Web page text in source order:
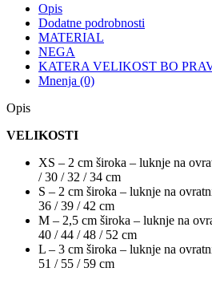
Opis
Dodatne podrobnosti
MATERIAL
NEGA
KATERA VELIKOST BO
Mnenja (0)
Opis
VELIKOSTI
XS – 2 cm široka – luknje na
/ 30 / 32 / 34 cm
S – 2 cm široka – luknje na
36 / 39 / 42 cm
M – 2,5 cm široka – luknje na
40 / 44 / 48 / 52 cm
L – 3 cm široka – luknje na
51 / 55 / 59 cm